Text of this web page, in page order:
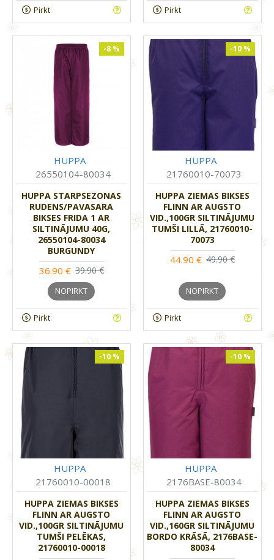
Pirkt Pirkt
-8 %
HUPPA
26550104-80034
HUPPA STARPSEZONAS
RUDENS/PAVASARA
BIKSES FRIDA 1 AR
SILTINĀJUMU 40G,
26550104-80034
BURGUNDY
36.90 € 39.90 €
NOPIRKT
Pirkt
-10 %
HUPPA
21760010-70073
HUPPA ZIEMAS BIKSES
FLINN AR AUGSTO
VID.,100GR SILTINĀJUMU
TUMŠI LILLĀ, 21760010-
70073
44.90 € 49.90 €
NOPIRKT
Pirkt
-10 %
HUPPA
21760010-00018
HUPPA ZIEMAS BIKSES
FLINN AR AUGSTO
VID.,100GR SILTINĀJUMU
TUMŠI PELĒKAS,
21760010-00018
-10 %
HUPPA
2176BASE-80034
HUPPA ZIEMAS BIKSES
FLINN AR AUGSTO
VID.,160GR SILTINĀJUMU
BORDO KRĀSĀ, 2176BASE-
80034